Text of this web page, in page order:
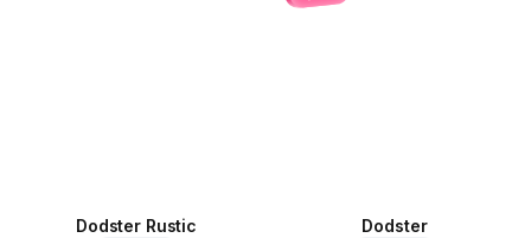
Dodster Rustic Dodster